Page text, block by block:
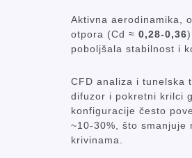
Aktivna aerodinamika,
otpora (Cd ≈ 0,28-0,36
poboljšala stabilnost i
CFD analiza i tunelska
difuzor i pokretni krilci
konfiguracije često
~10-30%, što smanjuje
krivinama.